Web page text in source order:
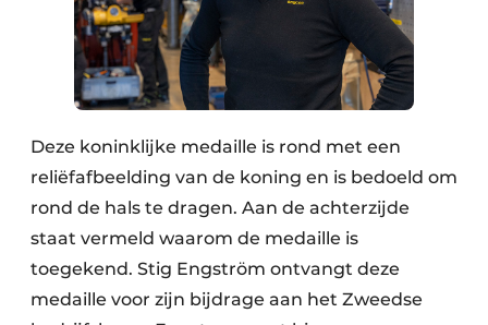
Deze koninklijke medaille is rond met een
reliëfafbeelding van de koning en is bedoeld om
rond de hals te dragen. Aan de achterzijde
staat vermeld waarom de medaille is
toegekend. Stig Engström ontvangt deze
medaille voor zijn bijdrage aan het Zweedse